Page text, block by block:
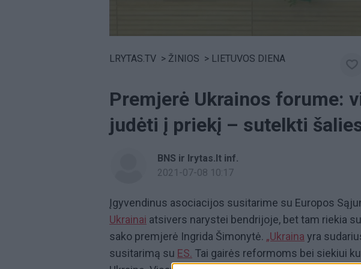
LRYTAS.TV > ŽINIOS > LIETUVOS DIENA
Premjerė Ukrainos forume:
judėti į priekį – sutelkti
BNS ir lrytas.lt inf.
2021-07-08 10:17
Įgyvendinus asociacijos susitarime su Europos
Ukrainai atsivers narystei bendrijoje, bet tam riekia
sako premjerė Ingrida Šimonytė. „Ukraina yra
susitarimą su ES. Tai gairės reformoms bei siekiui